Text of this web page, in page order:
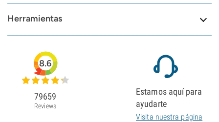
Herramientas
8.6
79659
Reviews
Estamos aquí para
ayudarte
Visita nuestra página